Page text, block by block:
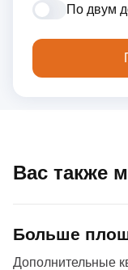
По двум
Вас также
Больше
Дополнительные